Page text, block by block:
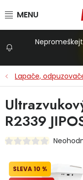
Stavba a dům
Dílna
Lapače,
R2339
10 %